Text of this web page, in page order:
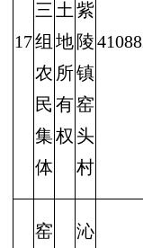
17
三
组
农
民
集
体
土
地
所
有
权
紫
陵
镇
窑
头
村
窑
沁